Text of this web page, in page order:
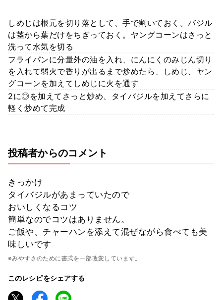
しめじは根元を切り落として、手で割いておく。バジル
は茎から葉だけをちぎっておく。ヤングコーンはさっと
洗って水気を切る
フライパンに分量外の油を入れ、にんにくのみじん切り
を入れて弱火で香りが出るまで炒めたら、しめじ、ヤン
グコーンを加えてしめじに火を通す
2に◎を加えてさっと炒め、タイバジルを加えてさらに
軽く炒めて完成
投稿者からのコメント
きっかけ
タイバジルがあまっていたので
おいしくなるコツ
簡単なのでコツはありません。
ご飯や、チャーハンを添えて混ぜながら食べても美
味しいです
※みやすさのために書式を一部改変しています。
このレシピをシェアする